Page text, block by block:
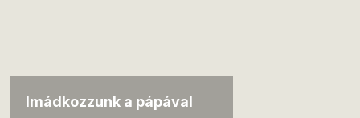
Imádkozzunk a pápával